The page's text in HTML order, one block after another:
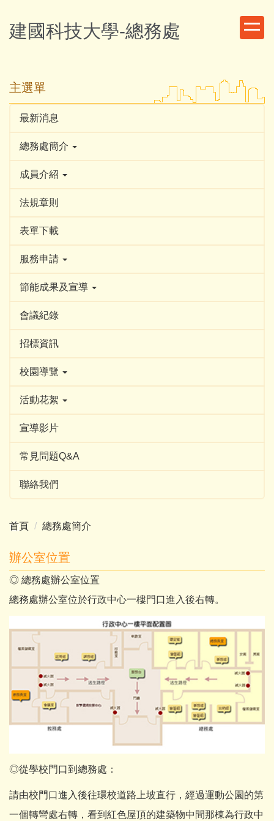
到
主
容
建國科技大學-總務處
主選單
最新消息
總務處簡介
成員介紹
法規章則
表單下載
服務申請
節能成果及宣導
會議紀錄
招標資訊
校園導覽
活動花絮
宣導影片
常見問題Q&A
聯絡我們
首頁 總務處簡介
辦公室位置
◎ 總務處辦公室位置
總務處辦公室位於行政中心一樓門口進入後右轉。
◎從學校門口到總務處：
請由校門口進入後往環校道路上坡直行，經過運動公園的第
一個轉彎處右轉，看到紅色屋頂的建築物中間那棟為行政中